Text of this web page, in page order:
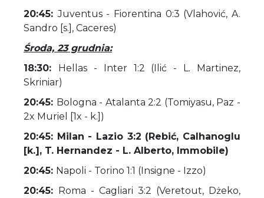
20:45:Juventus - Fiorentina 0:3 (Vlahović, A.
Sandro [s.], Caceres)
Środa, 23 grudnia:
18:30: Hellas - Inter 1:2 (Ilić - L. Martinez,
Skriniar)
20:45: Bologna - Atalanta 2:2 (Tomiyasu, Paz -
2x Muriel [1x - k.])
20:45: Milan - Lazio 3:2 (Rebić, Calhanoglu
[k.], T. Hernandez - L. Alberto, Immobile)
20:45: Napoli - Torino 1:1 (Insigne - Izzo)
20:45: Roma - Cagliari 3:2 (Veretout, Dżeko,